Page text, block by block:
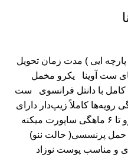
ایی ) مدت زمان تحویل
ست آوینا یکرو مخمل
کامل با دانتل فرانسوی ست
مناسب تا ۳ سالگی رویه‌ها کاملاً زیپ‌دار دارای
قنداق سوئیسی( کمر و گردن نوزاد رو تا ۶ ماهگی ساپورت میکنه
پرنسسی( حالت ننو)